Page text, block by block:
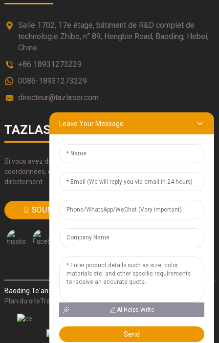
Salle 1702, 17e étage, bâtiment de R&D complet de
technologie Zhibo, n° 89, Hengbin Road, Baoding, Hebei,
Chine
+86 18931273229
0086-18931273229
directeur@tazlaser.com
TAZLASERS
Si vous avez des questions sur nos produits, veuillez utiliser nos
coordonnées, envoyez-nous un e-mail ou appelez-nous
directement.
SOUMETTRE
Baoding Te'anzhou Electronic Technology Co., Ltd.
Plan du siteTrans
- Recherche supérieure
Leave Your Message
AI Helps Write
Send